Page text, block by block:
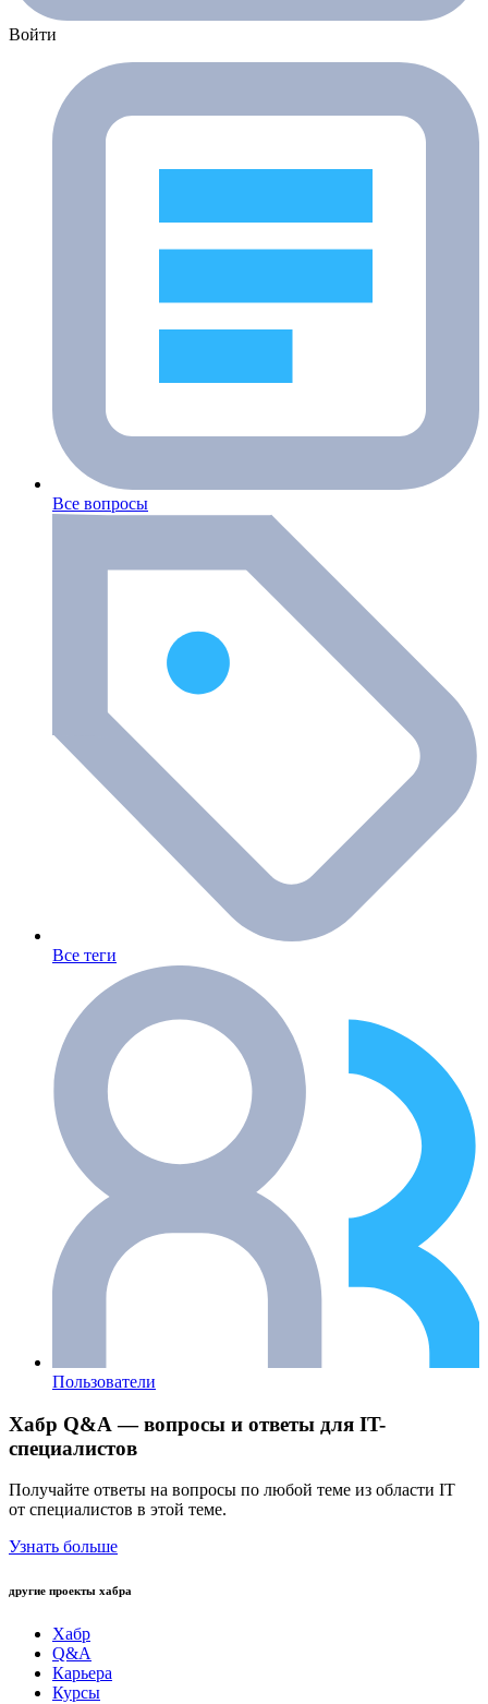
Войти
Все вопросы
Все теги
Пользователи
Хабр Q&A — вопросы и ответы для IT-
специалистов
Получайте ответы на вопросы по любой теме из области IT
от специалистов в этой теме.
Узнать больше
другие проекты хабра
Хабр
Q&A
Карьера
Курсы